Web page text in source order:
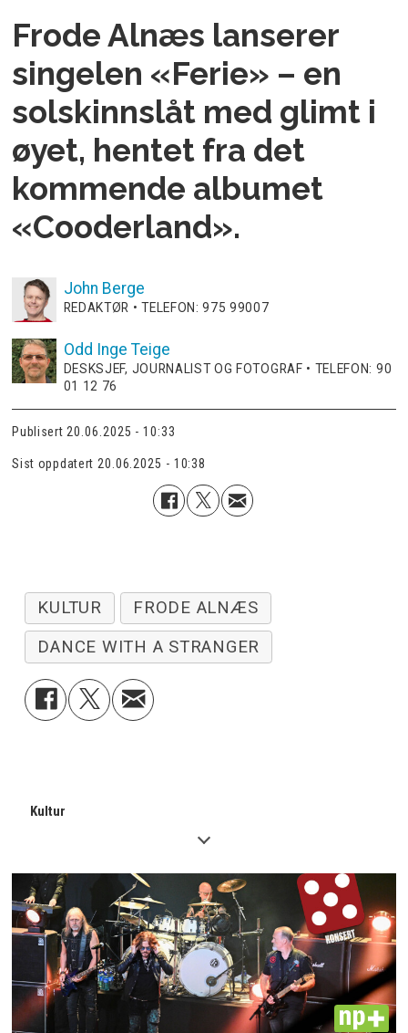
Frode Alnæs lanserer
singelen «Ferie» – en
solskinnslåt med glimt i
øyet, hentet fra det
kommende albumet
«Cooderland».
John Berge
REDAKTØR • TELEFON: 975 99007
Odd Inge Teige
DESKSJEF, JOURNALIST OG FOTOGRAF • TELEFON: 90
01 12 76
Publisert 20.06.2025 - 10:33
Sist oppdatert 20.06.2025 - 10:38
KULTUR
FRODE ALNÆS
DANCE WITH A STRANGER
Kultur
PLUS